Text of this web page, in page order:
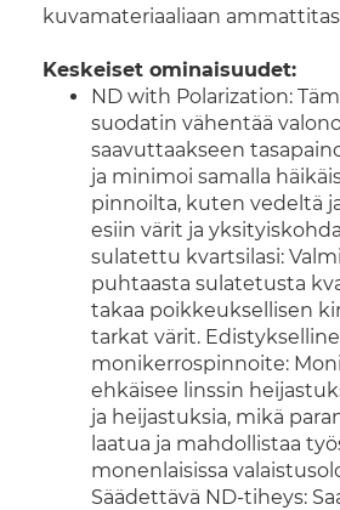
kuvamateriaaliaan
Keskeiset ominaisuudet:
ND with Polarization:
suodatin vähentää
saavuttaakseen
ja minimoi samalla
pinnoilta, kuten vedeltä
esiin värit ja
sulatettu kvartsilasi:
puhtaasta sulatetusta
takaa poikkeuksellisen
tarkat värit.
monikerrospinnoite:
ehkäisee linssin
ja heijastuksia, mikä
laatua ja mahdollistaa
monenlaisissa
Säädettävä ND-tiheys: